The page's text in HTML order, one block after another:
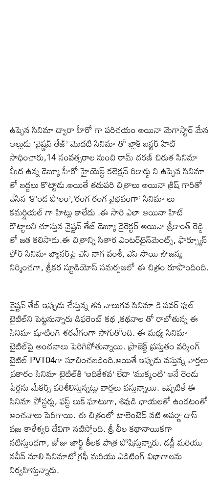
ఉప్పెన సినిమా ద్వారా హీరో గా పరిచయం అయినా మెగాస్టార్ మేన
అల్లుడు ‘వైష్ణవ్ తేజ్’ మొదటి సినిమా తో బ్లాక్ బస్టర్ హిట్
సాధించారు,14 సంవత్సరాల నుంచి రామ్ చరణ్ చిరుత సినిమా
మీద ఉన్న డెబ్యూ హీరో హైయెస్ట్ కలెక్షన్ రికార్డు ని ఉప్పెన సినిమా
తో బద్దలు కొట్టాడు.అయితే తదుపరి చిత్రాలు అయినా క్రిష్ గారితో
చేసిన ‘కొండ పొలం’,’రంగ రంగ వైభవంగా’ సినిమా లు
కమర్షియల్ గా హిట్లు కాలేదు .ఈ సారి ఎలా అయినా హిట్
కొట్టాలని చూస్తున వైష్ణవ్ తేజ్ డెబ్యూ డైరెక్టర్ అయినా శ్రీకాంత్ రెడ్డి
తో జత కలిసాడు.ఈ చిత్రాన్ని సితార ఎంటర్‌టైన్‌మెంట్స్, ఫార్చ్యూన్
ఫోర్ సినిమా బ్యానర్‌పై ఎస్ నాగ వంశీ, ఎస్ సాయి సౌజన్య
నిర్మించగా, శ్రీకర స్టూడియోస్ సమర్పణలో ఈ చిత్రం రూపొందింది.
వైష్ణవ్ తేజ్ ఇప్పుడు చేస్తున్న తన నాలుగవ సినిమా కి పవర్ ఫుల్
టైటిల్‌ని పెట్టనున్నారు డిఫరెంట్ కథ ,కథనాల తో రాబోతున్న ఈ
సినిమా షూటింగ్ శరవేగంగా సాగుతోంది. ఈ మధ్య సినిమా
టైటిల్‌పై అంచనాలు పెరిగిపోతున్నాయి. ప్రాజెక్ట్ ప్రస్తుతం వర్కింగ్
టైటిల్ PVT04గా సూచించబడింది.అయితే ఇప్పుడు వస్తున్న వార్తలు
ప్రకారం సినిమా టైటిల్‌కి ‘ఆదికేశవ’ లేదా ‘ముక్కంటి’ అనే రెండు
పేర్లను మేకర్స్ పరిశీలిస్తున్నట్లు వార్తలు వస్తున్నాయి. ఇప్పటికే ఈ
సినిమా పోస్టర్లు, ఫస్ట్ లుక్ ఘాటుగా, శివుడి ఛాయలతో ఉండటంతో
అంచనాలు పెరిగాయి. ఈ చిత్రంలో టాలెంటెడ్ నటి అపర్ణా దాస్
వజ్ర కాళేశ్వరి దేవిగా నటిస్తోంది. శ్రీ లీల కథానాయికగా
నటిస్తుండగా, జోజు జార్జ్ కీలక పాత్ర పోషిస్తున్నారు. డడ్లీ మరియు
నవీన్ నూలి సినిమాటోగ్రఫీ మరియు ఎడిటింగ్ విభాగాలను
నిర్వహిస్తున్నారు.